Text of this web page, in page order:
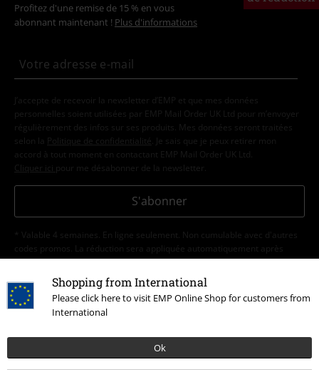
Shopping from International
Please click here to visit EMP Online Shop for customers from
International
Ok
Profitez d'une remise de 15 % en vous
abonnant maintenant ! Plus d'informations
J’accepte de recevoir la newsletter d’EMP et que mes données
personnelles soient utilisées par EMP Mail Order UK Ltd pour m’envoyer
régulièrement des infos sur ses produits. Mes données seront traitées
selon la
Politique de confidentialité . Je sais que je peux retirer mon
accord à tout moment en contactant EMP Mail Order UK Ltd.
Cliquer ici pour me désabonner de la newsletter.
S'abonner
* Valable 4 semaines. En ligne seulement. Non cumulable avec d'autres
codes promos. La réduction sera appliquée automatiquement après
saisie du code. Non valable sur les livres, les médias, la billetterie, les
produits Rammstein, (Till) Lindemann, Die Ärzte, Die Toten Hosen, Feine
Sahne Fischfilet, Broilers, Böhse Onkelz, les bons d'achat et les produits
dont le prix inclut un don.